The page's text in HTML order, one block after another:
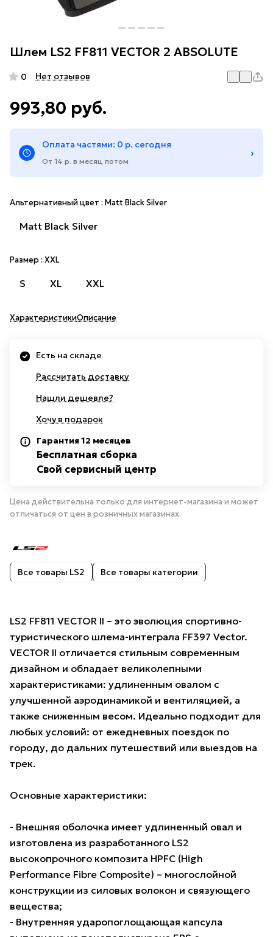
Шлем LS2 FF811 VECTOR 2 ABSOLUTE
0 Нет отзывов
993,80 руб.
Оплата частями: 0 р. сегодня
От 14 р. в месяц потом
›
Альтернативный цвет : Matt Black Silver
Matt Black Silver
Размер : XXL
S XL XXL
ХарактеристикиОписание
Есть на складе
Рассчитать доставку
Нашли дешевле?
Хочу в подарок
Гарантия 12 месяцев
Бесплатная сборка
Свой сервисный центр
Цена действительна только для интернет-магазина и может
отличаться от цен в розничных магазинах.
Все товары LS2 Все товары категории
LS2 FF811 VECTOR II – это эволюция спортивно-
туристического шлема-интеграла FF397 Vector.
VECTOR II отличается стильным современным
дизайном и обладает великолепными
характеристиками: удлиненным овалом с
улучшенной аэродинамикой и вентиляцией, а
также сниженным весом. Идеально подходит для
любых условий: от ежедневных поездок по
городу, до дальних путешествий или выездов на
трек.
Основные характеристики:
- Внешняя оболочка имеет удлиненный овал и
изготовлена из разработанного LS2
высокопрочного композита HPFC (High
Performance Fibre Composite) – многослойной
конструкции из силовых волокон и связующего
вещества;
- Внутренняя ударопоглощающая капсула